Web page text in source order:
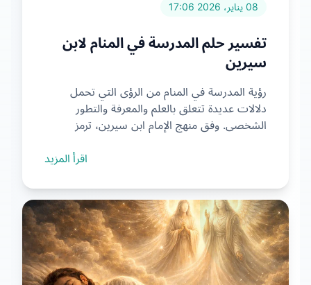
08 يناير، 2026 17:06
تفسير حلم المدرسة في المنام لابن
سيرين
رؤية المدرسة في المنام من الرؤى التي تحمل
دلالات عديدة تتعلق بالعلم والمعرفة والتطور
الشخصي. وفق منهج الإمام ابن سيرين، ترمز
اقرأ المزيد